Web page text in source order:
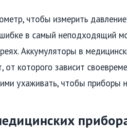
чтобы измерить
в самый неподходящий
Аккумуляторы в
от которого зависит
ухаживать, чтобы приборы